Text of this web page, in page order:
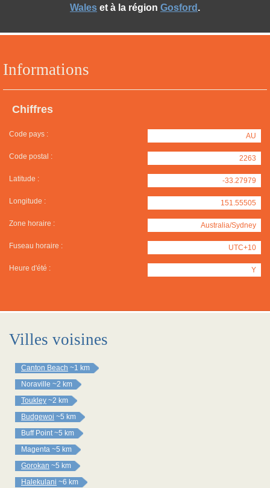
Informations
Chiffres
Code pays : AU
Code postal : 2263
Latitude : -33.27979
Longitude : 151.55505
Zone horaire : Australia/Sydney
Fuseau horaire : UTC+10
Heure d'été : Y
Wales et à la région Gosford .
Villes voisines
Canton Beach ~1 km
Noraville ~2 km
Toukley ~2 km
Budgewoi ~5 km
Buff Point ~5 km
Magenta ~5 km
Gorokan ~5 km
Halekulani ~6 km